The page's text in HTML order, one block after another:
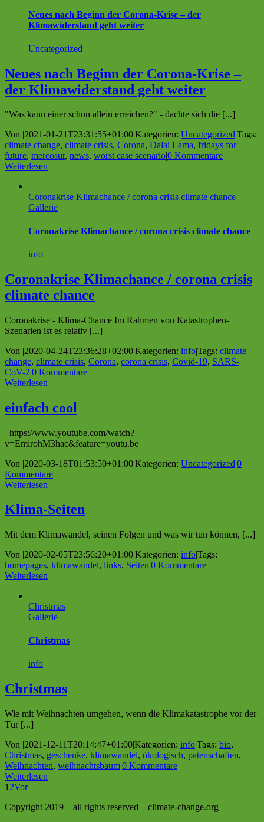
Neues nach Beginn der Corona-Krise – der
Klimawiderstand geht weiter
Uncategorized
Neues nach Beginn der Corona-Krise –
der Klimawiderstand geht weiter
"Was kann einer schon allein erreichen?" - dachte sich die [...]
Von |2021-01-21T23:31:55+01:00|Kategorien: Uncategorized|Tags:
climate change, climate crisis, Corona, Dalai Lama, fridays for
future, mercosur, news, worst case scenario|0 Kommentare
Weiterlesen
Coronakrise Klimachance / corona crisis climate chance
Gallerie
Coronakrise Klimachance / corona crisis climate chance
info
Coronakrise Klimachance / corona crisis
climate chance
Coronakrise - Klima-Chance Im Rahmen von Katastrophen-
Szenarien ist es relativ [...]
Von |2020-04-24T23:36:28+02:00|Kategorien: info|Tags: climate
change, climate crisis, Corona, corona crisis, Covid-19, SARS-
CoV-2|0 Kommentare
Weiterlesen
einfach cool
https://www.youtube.com/watch?
v=EmirohM3hac&feature=youtu.be
Von |2020-03-18T01:53:50+01:00|Kategorien: Uncategorized|0
Kommentare
Weiterlesen
Klima-Seiten
Mit dem Klimawandel, seinen Folgen und was wir tun können, [...]
Von |2020-02-05T23:56:20+01:00|Kategorien: info|Tags:
homepages, klimawandel, links, Seiten|0 Kommentare
Weiterlesen
Christmas
Gallerie
Christmas
info
Christmas
Wie mit Weihnachten umgehen, wenn die Klimakatastrophe vor der
Tür [...]
Von |2021-12-11T20:14:47+01:00|Kategorien: info|Tags: bio,
Christmas, geschenke, klimawandel, ökologisch, patenschaften,
Weihnachten, weihnachtsbaum|0 Kommentare
Weiterlesen
1 2Vor
Copyright 2019 – all rights reserved – climate-change.org